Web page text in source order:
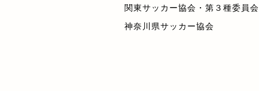
関東サッカー協会・第３種委員会
神奈川県サッカー協会